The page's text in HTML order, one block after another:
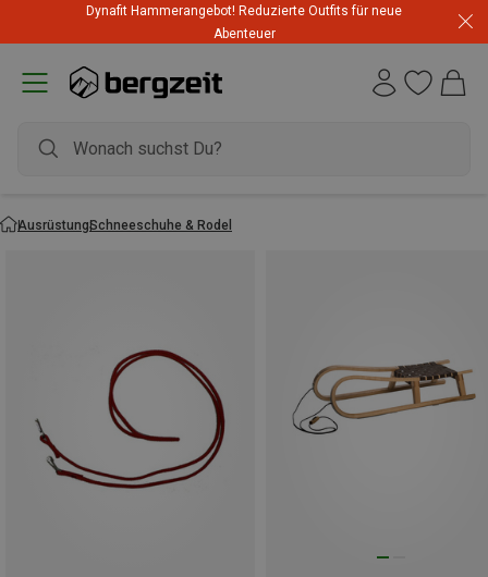
Dynafit Hammerangebot! Reduzierte Outfits für neue
Abenteuer
AusrüstungSchneeschuhe & Rodel